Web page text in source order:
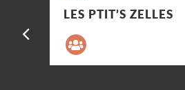
Précédent
LES PTIT’S ZELLES